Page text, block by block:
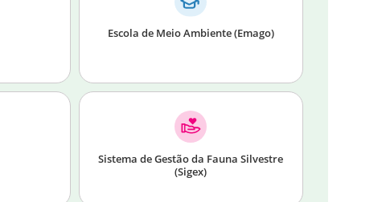
Escola de Meio Ambiente (Emago)
Sistema de Gestão da Fauna Silvestre
(Sigex)